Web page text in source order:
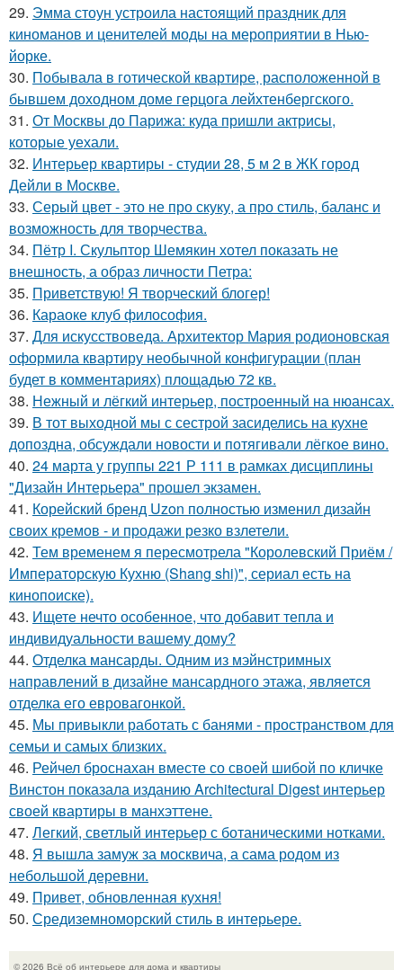
29. Эмма стоун устроила настоящий праздник для
киноманов и ценителей моды на мероприятии в Нью-
йорке.
30. Побывала в готической квартире, расположенной в
бывшем доходном доме герцога лейхтенбергского.
31. От Москвы до Парижа: куда пришли актрисы,
которые уехали.
32. Интерьер квартиры - студии 28, 5 м 2 в ЖК город
Дейли в Москве.
33. Серый цвет - это не про скуку, а про стиль, баланс и
возможность для творчества.
34. Пётр I. Скульптор Шемякин хотел показать не
внешность, а образ личности Петра:
35. Приветствую! Я творческий блогер!
36. Караоке клуб философия.
37. Для искусствоведа. Архитектор Мария родионовская
оформила квартиру необычной конфигурации (план
будет в комментариях) площадью 72 кв.
38. Нежный и лёгкий интерьер, построенный на нюансах.
39. В тот выходной мы с сестрой засиделись на кухне
допоздна, обсуждали новости и потягивали лёгкое вино.
40. 24 марта у группы 221 Р 111 в рамках дисциплины
"Дизайн Интерьера" прошел экзамен.
41. Корейский бренд Uzon полностью изменил дизайн
своих кремов - и продажи резко взлетели.
42. Тем временем я пересмотрела "Королевский Приём /
Императорскую Кухню (Shang shi)", сериал есть на
кинопоиске).
43. Ищете нечто особенное, что добавит тепла и
индивидуальности вашему дому?
44. Отделка мансарды. Одним из мэйнстримных
направлений в дизайне мансардного этажа, является
отделка его евровагонкой.
45. Мы привыкли работать с банями - пространством для
семьи и самых близких.
46. Рейчел броснахан вместе со своей шибой по кличке
Винстон показала изданию Architectural Digest интерьер
своей квартиры в манхэттене.
47. Легкий, светлый интерьер с ботаническими нотками.
48. Я вышла замуж за москвича, а сама родом из
небольшой деревни.
49. Привет, обновленная кухня!
50. Средиземноморский стиль в интерьере.
© 2026 Всё об интерьере для дома и квартиры